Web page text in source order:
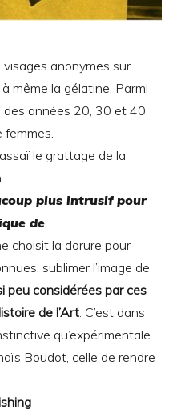
anonymes sur
même la gélatine. Parmi
des années 20, 30 et 40
femmes.
le grattage de la
plus intrusif pour
de
choisit la dorure pour
sublimer l’image de
peu considérées par ces
de l’Art. C’est dans
qu’expérimentale
Boudot, celle de rendre